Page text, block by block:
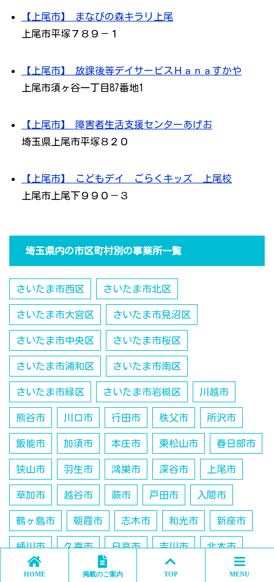
【上尾市】 まなびの森キラリ上尾
上尾市平塚７８９－１
【上尾市】 放課後等デイサービスＨａｎａすかや
上尾市須ヶ谷一丁目87番地1
【上尾市】 障害者生活支援センターあげお
埼玉県上尾市平塚８２０
【上尾市】 こどもデイ ごらくキッズ 上尾校
上尾市上尾下９９０－３
埼玉県内の市区町村別の事業所一覧
さいたま市西区 さいたま市北区
さいたま市大宮区 さいたま市見沼区
さいたま市中央区 さいたま市桜区
さいたま市浦和区 さいたま市南区
さいたま市緑区 さいたま市岩槻区 川越市
熊谷市 川口市 行田市 秩父市 所沢市
飯能市 加須市 本庄市 東松山市 春日部市
狭山市 羽生市 鴻巣市 深谷市 上尾市
草加市 越谷市 蕨市 戸田市 入間市
鶴ヶ島市 朝霞市 志木市 和光市 新座市
桶川市 久喜市 日高市 吉川市 北本市
八潮市 富士見市 三郷市 蓮田市 坂戸市
HOME 掲載のご案内 TOP MENU